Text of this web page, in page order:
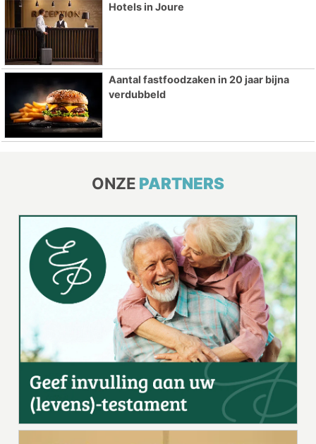
Hotels in Joure
Aantal fastfoodzaken in 20 jaar bijna
verdubbeld
ONZE PARTNERS